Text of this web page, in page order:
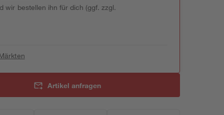
wir bestellen ihn für dich (ggf. zzgl.
Artikel anfragen